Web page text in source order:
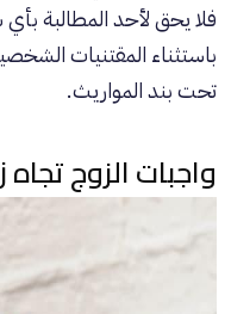
فلا يحق لأحد المطالبة
باستثناء المقتنيات
تحت بند المواريث.
واجبات الزوج تجاه